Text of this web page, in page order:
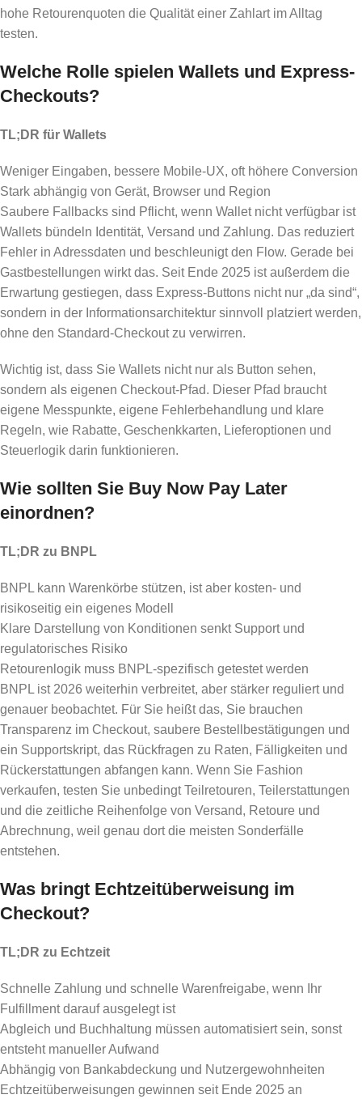
hohe Retourenquoten die Qualität einer Zahlart im Alltag
testen.
Welche Rolle spielen Wallets und Express-
Checkouts?
TL;DR für Wallets
Weniger Eingaben, bessere Mobile-UX, oft höhere Conversion
Stark abhängig von Gerät, Browser und Region
Saubere Fallbacks sind Pflicht, wenn Wallet nicht verfügbar ist
Wallets bündeln Identität, Versand und Zahlung. Das reduziert
Fehler in Adressdaten und beschleunigt den Flow. Gerade bei
Gastbestellungen wirkt das. Seit Ende 2025 ist außerdem die
Erwartung gestiegen, dass Express-Buttons nicht nur „da sind“,
sondern in der Informationsarchitektur sinnvoll platziert werden,
ohne den Standard-Checkout zu verwirren.
Wichtig ist, dass Sie Wallets nicht nur als Button sehen,
sondern als eigenen Checkout-Pfad. Dieser Pfad braucht
eigene Messpunkte, eigene Fehlerbehandlung und klare
Regeln, wie Rabatte, Geschenkkarten, Lieferoptionen und
Steuerlogik darin funktionieren.
Wie sollten Sie Buy Now Pay Later
einordnen?
TL;DR zu BNPL
BNPL kann Warenkörbe stützen, ist aber kosten- und
risikoseitig ein eigenes Modell
Klare Darstellung von Konditionen senkt Support und
regulatorisches Risiko
Retourenlogik muss BNPL-spezifisch getestet werden
BNPL ist 2026 weiterhin verbreitet, aber stärker reguliert und
genauer beobachtet. Für Sie heißt das, Sie brauchen
Transparenz im Checkout, saubere Bestellbestätigungen und
ein Supportskript, das Rückfragen zu Raten, Fälligkeiten und
Rückerstattungen abfangen kann. Wenn Sie Fashion
verkaufen, testen Sie unbedingt Teilretouren, Teilerstattungen
und die zeitliche Reihenfolge von Versand, Retoure und
Abrechnung, weil genau dort die meisten Sonderfälle
entstehen.
Was bringt Echtzeitüberweisung im
Checkout?
TL;DR zu Echtzeit
Schnelle Zahlung und schnelle Warenfreigabe, wenn Ihr
Fulfillment darauf ausgelegt ist
Abgleich und Buchhaltung müssen automatisiert sein, sonst
entsteht manueller Aufwand
Abhängig von Bankabdeckung und Nutzergewohnheiten
Echtzeitüberweisungen gewinnen seit Ende 2025 an